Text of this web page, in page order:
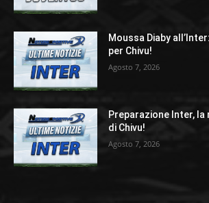
Moussa Diaby
per Chivu!
Agosto 7, 2026
Preparazione Inter,
di Chivu!
Agosto 7, 2026